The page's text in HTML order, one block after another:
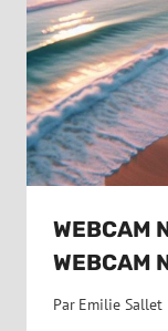
WEBCAM
WEBCAM
Par Emilie Sallet